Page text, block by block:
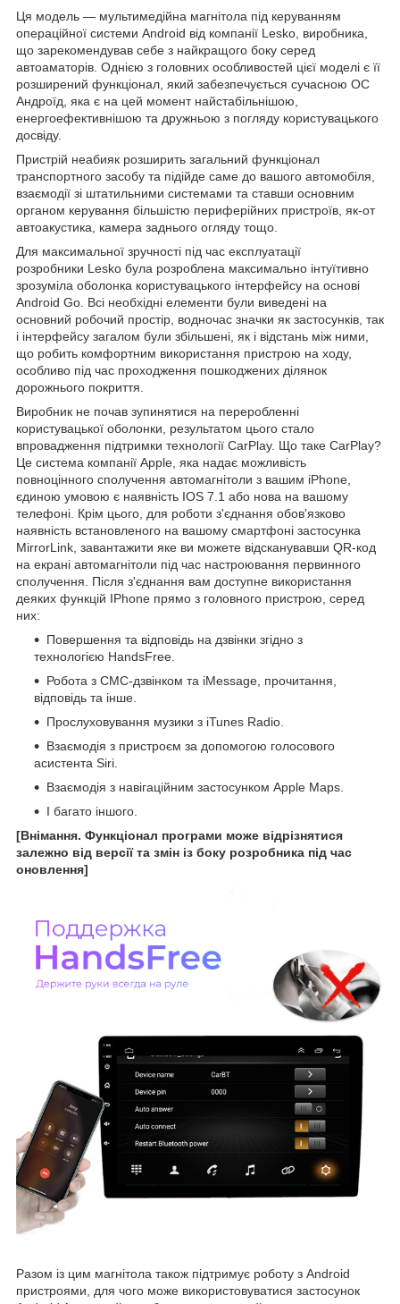
Ця модель — мультимедійна магнітола під керуванням
операційної системи Android від компанії Lesko, виробника,
що зарекомендував себе з найкращого боку серед
автоаматорів. Однією з головних особливостей цієї моделі є її
розширений функціонал, який забезпечується сучасною ОС
Андроїд, яка є на цей момент найстабільнішою,
енергоефективнішою та дружньою з погляду користувацького
досвіду.
Пристрій неабияк розширить загальний функціонал
транспортного засобу та підійде саме до вашого автомобіля,
взаємодії зі штатильними системами та ставши основним
органом керування більшістю периферійних пристроїв, як-от
автоакустика, камера заднього огляду тощо.
Для максимальної зручності під час експлуатації
розробники Lesko була розроблена максимально інтуїтивно
зрозуміла оболонка користувацького інтерфейсу на основі
Android Go. Всі необхідні елементи були виведені на
основний робочий простір, водночас значки як застосунків, так
і інтерфейсу загалом були збільшені, як і відстань між ними,
що робить комфортним використання пристрою на ходу,
особливо під час проходження пошкоджених ділянок
дорожнього покриття.
Виробник не почав зупинятися на переробленні
користувацької оболонки, результатом цього стало
впровадження підтримки технології CarPlay. Що таке CarPlay?
Це система компанії Apple, яка надає можливість
повноцінного сполучення автомагнітоли з вашим iPhone,
єдиною умовою є наявність IOS 7.1 або нова на вашому
телефоні. Крім цього, для роботи з'єднання обов'язково
наявність встановленого на вашому смартфоні застосунка
MirrorLink, завантажити яке ви можете відсканувавши QR-код
на екрані автомагнітоли під час настроювання первинного
сполучення. Після з'єднання вам доступне використання
деяких функцій IPhone прямо з головного пристрою, серед
них:
Повершення та відповідь на дзвінки згідно з
технологією HandsFree.
Робота з СМС-дзвінком та iMessage, прочитання,
відповідь та інше.
Прослуховування музики з iTunes Radio.
Взаємодія з пристроєм за допомогою голосового
асистента Siri.
Взаємодія з навігаційним застосунком Apple Maps.
І багато іншого.
[Внімання. Функціонал програми може відрізнятися
залежно від версії та змін із боку розробника під час
оновлення]
Разом із цим магнітола також підтримує роботу з Android
пристроями, для чого може використовуватися застосунок